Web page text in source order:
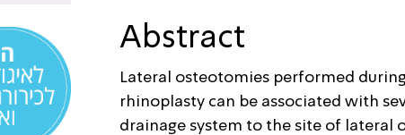
Abstract
Lateral osteotomies performed
rhinoplasty can be associated with
drainage system to the site of lateral